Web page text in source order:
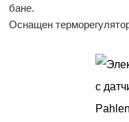
бане.
Оснащен